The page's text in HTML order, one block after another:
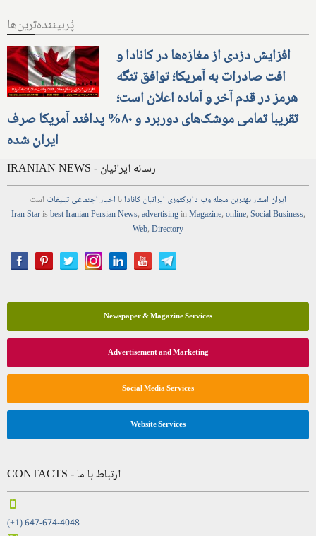
پُربیننده‌ترین‌ها
افزایش دزدی از مغازه‌ها در کانادا و
افت صادرات به آمریکا؛ توافق تنگه
هرمز در قدم آخر و آماده اعلان است؛
تقریبا تمامی موشک‌های دوربرد و ۸۰% پدافند آمریکا صرف
ایران شده
IRANIAN NEWS - رسانه ایرانیان
ایران استاربهترین مجلهوب دایرکتوری ایرانیان کانادابا اخباراجتماعیتبلیغات است
Iran Starisbest Iranian PersianNews,advertisinginMagazine,online,Social Business,
Web,Directory
Newspaper & Magazine Services
Advertisement and Marketing
Social Media Services
Website Services
CONTACTS - ارتباط با ما
(+1) 647-674-4048